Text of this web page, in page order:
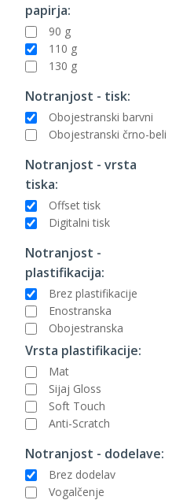
papirja:
90 g
110 g
130 g
Notranjost - tisk:
Obojestranski barvni
Obojestranski črno-beli
Notranjost - vrsta
tiska:
Offset tisk
Digitalni tisk
Notranjost -
plastifikacija:
Brez plastifikacije
Enostranska
Obojestranska
Vrsta plastifikacije:
Mat
Sijaj Gloss
Soft Touch
Anti-Scratch
Notranjost - dodelave:
Brez dodelav
Vogalčenje